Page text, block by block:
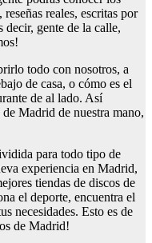
reales, escritas por
decir, gente de la calle,
todo con nosotros, a
de casa, o cómo es el
de al lado. Así
Madrid de nuestra mano,
para todo tipo de
experiencia en Madrid,
tiendas de discos de
el deporte, encuentra el
necesidades. Esto es de
de Madrid!